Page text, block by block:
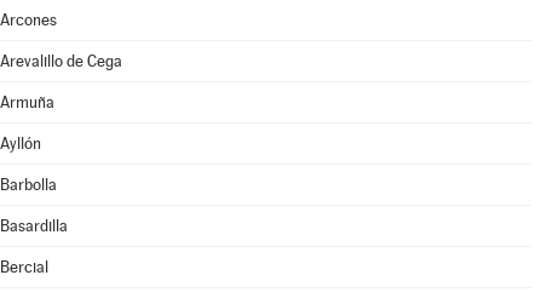
Arcones
Arevalillo de Cega
Armuña
Ayllón
Barbolla
Basardilla
Bercial